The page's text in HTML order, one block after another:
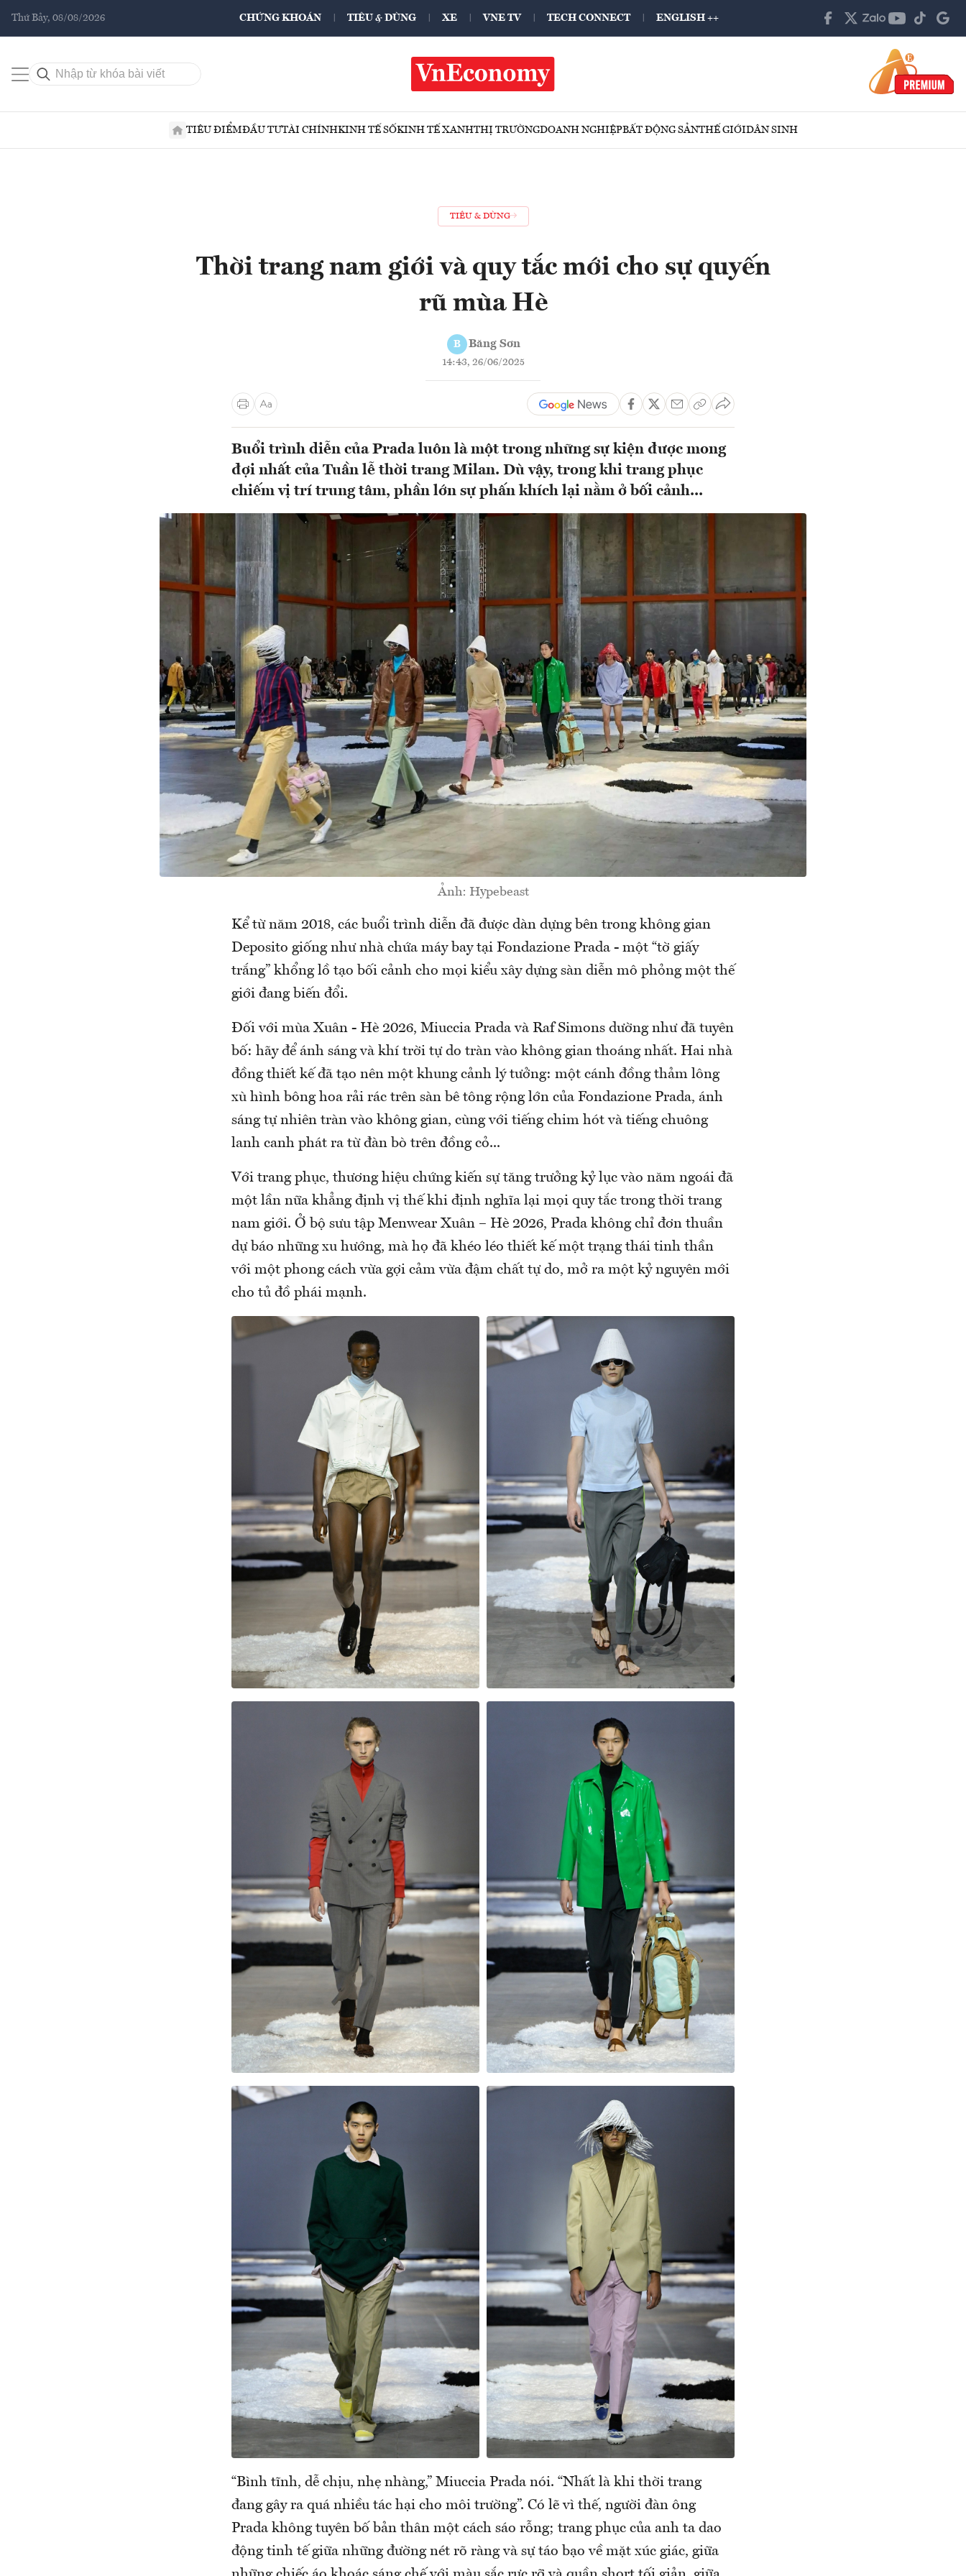
Thứ Bảy, 08/08/2026 CHỨNG KHOÁN TIÊU & DÙNG XE VNE TV TECH CONNECT ENGLISH ++
TIÊU ĐIỂMĐẦU TƯTÀI CHÍNHKINH TẾ SỐKINH TẾ XANHTHỊ TRƯỜNGDOANH NGHIỆPBẤT ĐỘNG SẢNTHẾ GIỚIDÂN SINH
TIÊU & DÙNG
Thời trang nam giới và quy tắc mới cho sự quyến
rũ mùa Hè
B Băng Sơn
14:43, 26/06/2025
Buổi trình diễn của Prada luôn là một trong những sự kiện được mong
đợi nhất của Tuần lễ thời trang Milan. Dù vậy, trong khi trang phục
chiếm vị trí trung tâm, phần lớn sự phấn khích lại nằm ở bối cảnh...
Ảnh: Hypebeast
Kể từ năm 2018, các buổi trình diễn đã được dàn dựng bên trong không gian
Deposito giống như nhà chứa máy bay tại Fondazione Prada - một “tờ giấy
trắng” khổng lồ tạo bối cảnh cho mọi kiểu xây dựng sàn diễn mô phỏng một thế
giới đang biến đổi.
Đối với mùa Xuân - Hè 2026, Miuccia Prada và Raf Simons dường như đã tuyên
bố: hãy để ánh sáng và khí trời tự do tràn vào không gian thoáng nhất. Hai nhà
đồng thiết kế đã tạo nên một khung cảnh lý tưởng: một cánh đồng thảm lông
xù hình bông hoa rải rác trên sàn bê tông rộng lớn của Fondazione Prada, ánh
sáng tự nhiên tràn vào không gian, cùng với tiếng chim hót và tiếng chuông
lanh canh phát ra từ đàn bò trên đồng cỏ...
Với trang phục, thương hiệu chứng kiến sự tăng trưởng kỷ lục vào năm ngoái đã
một lần nữa khẳng định vị thế khi định nghĩa lại mọi quy tắc trong thời trang
nam giới. Ở bộ sưu tập Menwear Xuân – Hè 2026, Prada không chỉ đơn thuần
dự báo những xu hướng, mà họ đã khéo léo thiết kế một trạng thái tinh thần
với một phong cách vừa gợi cảm vừa đậm chất tự do, mở ra một kỷ nguyên mới
cho tủ đồ phái mạnh.
“Bình tĩnh, dễ chịu, nhẹ nhàng,” Miuccia Prada nói. “Nhất là khi thời trang
đang gây ra quá nhiều tác hại cho môi trường”. Có lẽ vì thế, người đàn ông
Prada không tuyên bố bản thân một cách sáo rỗng; trang phục của anh ta dao
động tinh tế giữa những đường nét rõ ràng và sự táo bạo về mặt xúc giác, giữa